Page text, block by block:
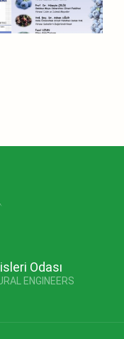
Odası
ENGINEERS